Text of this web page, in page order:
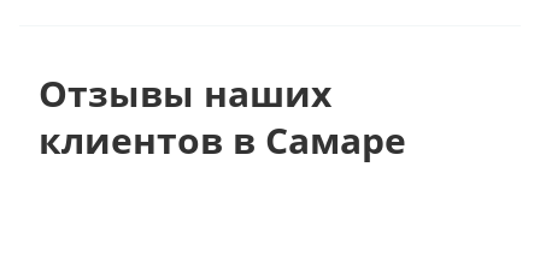
Отзывы наших
клиентов в Самаре